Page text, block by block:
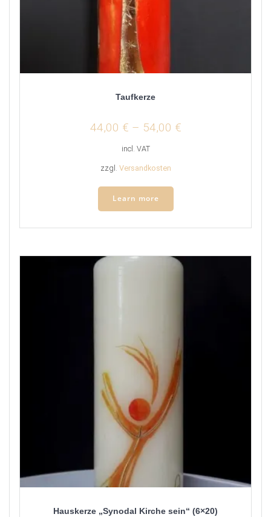
Taufkerze
44,00 € – 54,00 €
incl. VAT
zzgl. Versandkosten
Learn more
Hauskerze „Synodal Kirche sein“ (6×20)